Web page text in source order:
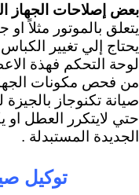
بعض إصلاحات الجهاز
يتعلق بالموتور مثلاً
يحتاج إلي تغيير
لوحة التحكم فهذة
من فحص مكونات
صيانة تكنوجاز
حتي لايتكرر العطل او
الجديدة المستبدلة .
توكيل